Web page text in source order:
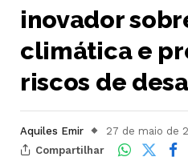
inovador
climática e
riscos de
Aquiles Emir 27 de maio de
Compartilhar